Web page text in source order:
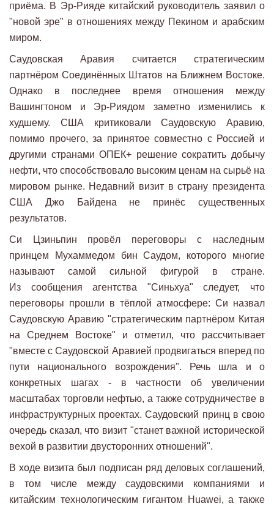
приёма. В Эр-Рияде китайский руководитель заявил о
"новой эре" в отношениях между Пекином и арабским
миром.
Саудовская Аравия считается стратегическим
партнёром Соединённых Штатов на Ближнем Востоке.
Однако в последнее время отношения между
Вашингтоном и Эр-Риядом заметно изменились к
худшему. США критиковали Саудовскую Аравию,
помимо прочего, за принятое совместно с Россией и
другими странами ОПЕК+ решение сократить добычу
нефти, что способствовало высоким ценам на сырьё на
мировом рынке. Недавний визит в страну президента
США Джо Байдена не принёс существенных
результатов.
Си Цзиньпин провёл переговоры с наследным
принцем Мухаммедом бин Саудом, которого многие
называют самой сильной фигурой в стране.
Из сообщения агентства "Синьхуа" следует, что
переговоры прошли в тёплой атмосфере: Си назвал
Саудовскую Аравию "стратегическим партнёром Китая
на Среднем Востоке" и отметил, что рассчитывает
"вместе с Саудовской Аравией продвигаться вперед по
пути национального возрождения". Речь шла и о
конкретных шагах - в частности об увеличении
масштабах торговли нефтью, а также сотрудничестве в
инфраструктурных проектах. Саудовский принц в свою
очередь сказал, что визит "станет важной исторической
вехой в развитии двусторонних отношений".
В ходе визита был подписан ряд деловых соглашений,
в том числе между саудовскими компаниями и
китайским технологическим гигантом Huawei, а также